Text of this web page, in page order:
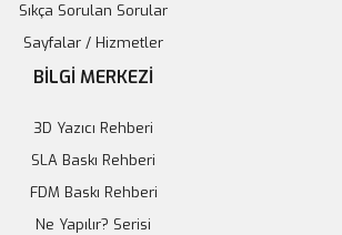
- 128x32 Sarı
Ekle
Sıkça Sorulan Sorular
Sayfalar / Hizmetler
BİLGİ MERKEZİ
3D Yazıcı Rehberi
SLA Baskı Rehberi
FDM Baskı Rehberi
Ne Yapılır? Serisi